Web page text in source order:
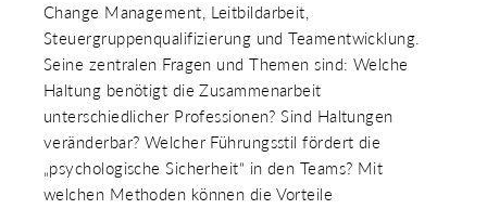
Change Management, Leitbildarbeit,
Steuergruppenqualifizierung und Teamentwicklung.
Seine zentralen Fragen und Themen sind: Welche
Haltung benötigt die Zusammenarbeit
unterschiedlicher Professionen? Sind Haltungen
veränderbar? Welcher Führungsstil fördert die
„psychologische Sicherheit“ in den Teams? Mit
welchen Methoden können die Vorteile